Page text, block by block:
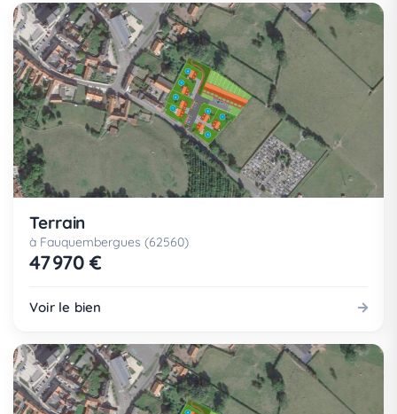
Terrain
à Fauquembergues (62560)
47 970 €
Voir le bien